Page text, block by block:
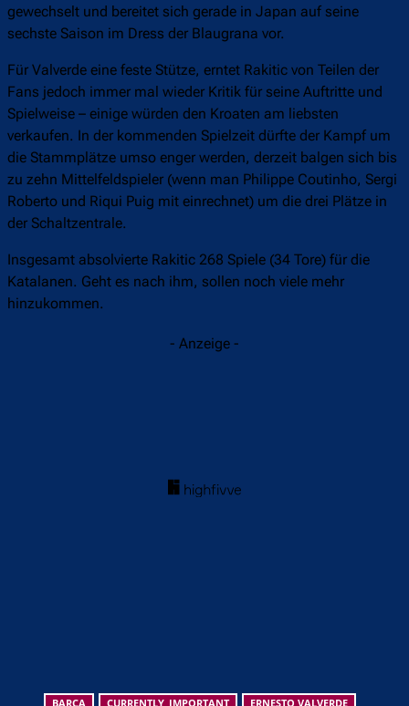
gewechselt und bereitet sich gerade in Japan auf seine
sechste Saison im Dress der Blaugrana vor.
Für Valverde eine feste Stütze, erntet Rakitic von Teilen der
Fans jedoch immer mal wieder Kritik für seine Auftritte und
Spielweise – einige würden den Kroaten am liebsten
verkaufen. In der kommenden Spielzeit dürfte der Kampf um
die Stammplätze umso enger werden, derzeit balgen sich bis
zu zehn Mittelfeldspieler (wenn man Philippe Coutinho, Sergi
Roberto und Riqui Puig mit einrechnet) um die drei Plätze in
der Schaltzentrale.
Insgesamt absolvierte Rakitic 268 Spiele (34 Tore) für die
Katalanen. Geht es nach ihm, sollen noch viele mehr
hinzukommen.
- Anzeige -
BARCA CURRENTLY_IMPORTANT
ERNESTO VALVERDE